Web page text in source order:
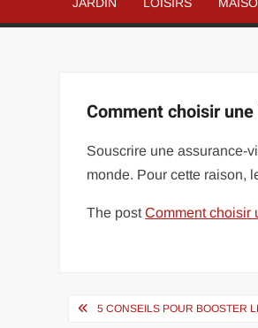
Comment choisir
Souscrire une assurance-
monde. Pour cette raison,
The postComment choisir
Navigation
5 CONSEILS POUR BOOSTER